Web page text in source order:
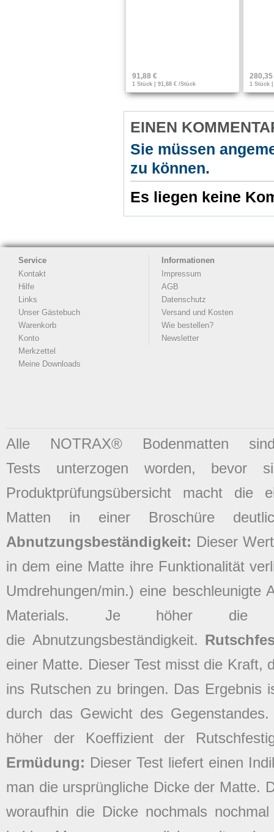
91,88 €
1 Stück | 91,88 € /Stück
280,35
1 Stück |
EINEN
Sie müssen
zu können.
Es liegen keine
Service
Kontakt
Hilfe
Links
Unser Gästebuch
Warenkorb
Konto
Merkzettel
Meine Downloads
Informationen
Impressum
AGB
Datenschutz
Versand und Kosten
Wie bestellen?
Newsletter
Alle NOTRAX® Bodenmatten
Tests unterzogen worden, bevor
Produktprüfungsübersicht macht die
Matten in einer Broschüre
Abnutzungsbeständigkeit: Dieser
in dem eine Matte ihre Funktionalität
Umdrehungen/min.) eine
Materials. Je höher die
die Abnutzungsbeständigkeit.
einer Matte. Dieser Test misst die Kraft,
ins Rutschen zu bringen. Das Ergebnis
durch das Gewicht des
höher der Koeffizient der
Ermüdung: Dieser Test liefert einen
man die ursprüngliche Dicke der Matte.
woraufhin die Dicke nochmals